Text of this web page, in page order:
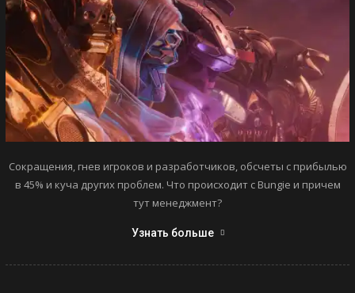
Сокращения, гнев игроков и разработчиков, обсчеты с прибылью
в 45% и куча других проблем. Что происходит с Bungie и причем
тут менеджмент?
Узнать больше